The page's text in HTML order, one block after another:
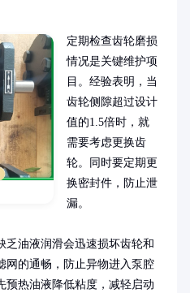
定期检查齿轮磨损
情况是关键维护项
目。经验表明，当
齿轮侧隙超过设计
值的1.5倍时，就
需要考虑更换齿
轮。同时要定期更
换密封件，防止泄
漏。
乏油液润滑会迅速损坏齿轮和
网的通畅，防止异物进入泵腔
预热油液降低粘度，减轻启动